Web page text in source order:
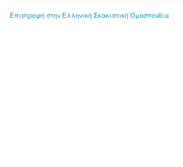
Επιστροφή στην Ελληνική Σκακιστική Ομοσπονδία